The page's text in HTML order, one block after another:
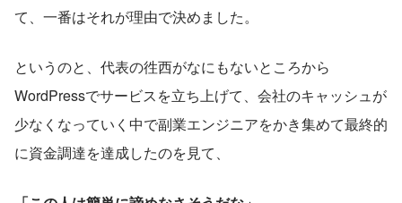
て、一番はそれが理由で決めました。
というのと、代表の徃西がなにもないところから
WordPressでサービスを立ち上げて、会社のキャッシュが
少なくなっていく中で副業エンジニアをかき集めて最終的
に資金調達を達成したのを見て、